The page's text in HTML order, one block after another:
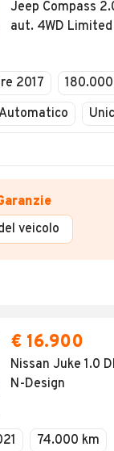
Jeep Compass
aut. 4WD Limited
2017
veicolo
€ 16.900
Nissan Juke 1.0
N-Design
74.000 km